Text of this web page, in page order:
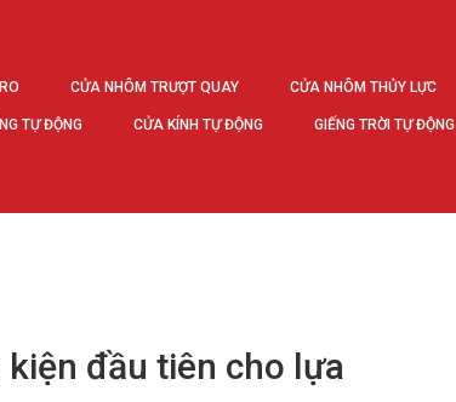
CỬA NHÔM TRƯỢT QUAY CỬA NHÔM THỦY LỰC
TỰ ĐỘNG CỬA KÍNH TỰ ĐỘNG GIẾNG TRỜI TỰ ĐỘNG
đầu tiên cho lựa